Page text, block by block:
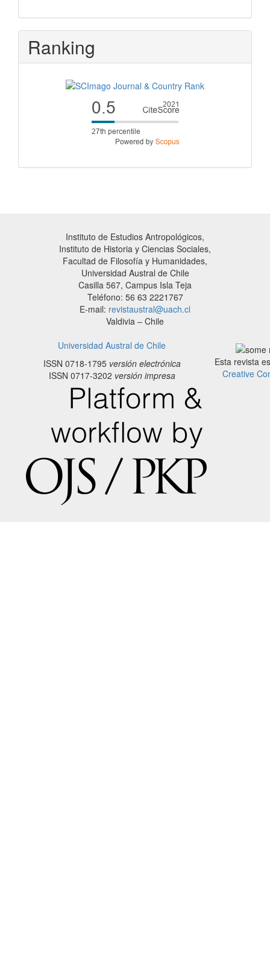
Ranking
Instituto de Estudios Antropológicos,
Instituto de Historia y Ciencias Sociales,
Facultad de Filosofía y Humanidades,
Universidad Austral de Chile
Casilla 567, Campus Isla Teja
Teléfono: 56 63 2221767
E-mail: revistaustral@uach.cl
Valdivia – Chile
Universidad Austral de Chile
ISSN 0718-1795versión electrónica
ISSN 0717-3202 versión impresa
Esta revista
Creative